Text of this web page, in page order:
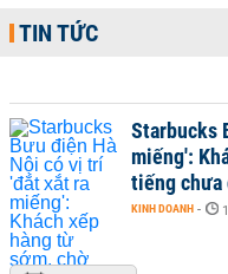
TIN TỨC
Starbucks
miếng':
tiếng chưa
KINH DOANH -